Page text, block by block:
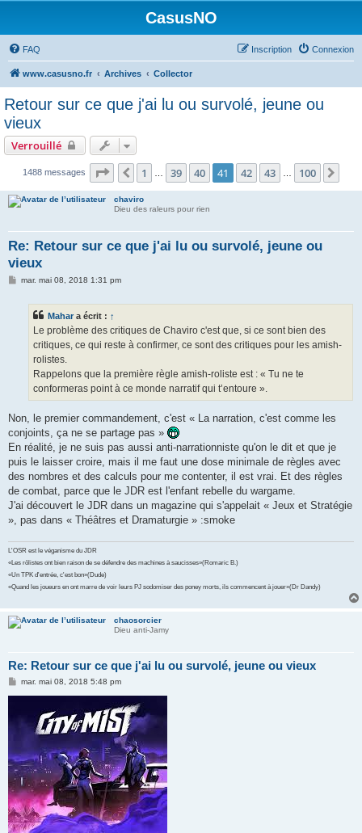
CasusNO
FAQ Connexion
Inscription
www.casusno.fr Archives Collector
Retour sur ce que j'ai lu ou survolé, jeune ou
vieux
Verrouillé
1488 messages Page 41 sur 100
Précédent
1 39 40 41 42 43 100
chaviro
Dieu des raleurs pour rien
Re: Retour sur ce que j'ai lu ou survolé, jeune ou
vieux
Mmar. mai 08, 2018 1:31 pm
Mahar a écrit : ↑
Le problème des critiques de Chaviro c'est que, si ce sont bien des
critiques, ce qui reste à confirmer, ce sont des critiques pour les amish-
rolistes.
Rappelons que la première règle amish-roliste est : « Tu ne te
conformeras point à ce monde narratif qui t’entoure ».
Non, le premier commandement, c'est « La narration, c'est comme les
conjoints, ça ne se partage pas »
En réalité, je ne suis pas aussi anti-narrationniste qu'on le dit et que je
puis le laisser croire, mais il me faut une dose minimale de règles avec
des nombres et des calculs pour me contenter, il est vrai. Et des règles
de combat, parce que le JDR est l'enfant rebelle du wargame.
J'ai découvert le JDR dans un magazine qui s'appelait « Jeux et Stratégie
», pas dans « Théâtres et Dramaturgie » :smoke
L'OSR est le véganisme du JDR
«Les rôlistes ont bien raison de se défendre des machines à saucisses»(Romaric B.)
«Un TPK d'entrée, c'est bon»(Dude)
«Quand les joueurs en ont marre de voir leurs PJ sodomiser des poney morts, ils commencent à jouer»(Dr Dandy)
chaosorcier
Dieu anti-Jamy
Re: Retour sur ce que j'ai lu ou survolé, jeune ou vieux
M
a
mar. mai 08, 2018 5:48 pm